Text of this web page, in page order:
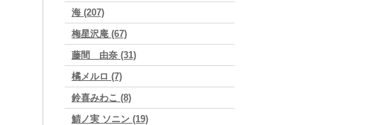
海 (207)
梅星沢庵 (67)
藤間 由奈 (31)
橘メルロ (7)
鈴喜みわこ (8)
鯖ノ実 ソニン (19)